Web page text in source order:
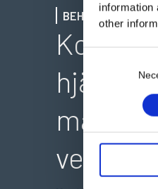
information
other
C
o
n
e
BEHÖVER DU
hjälper
maskin